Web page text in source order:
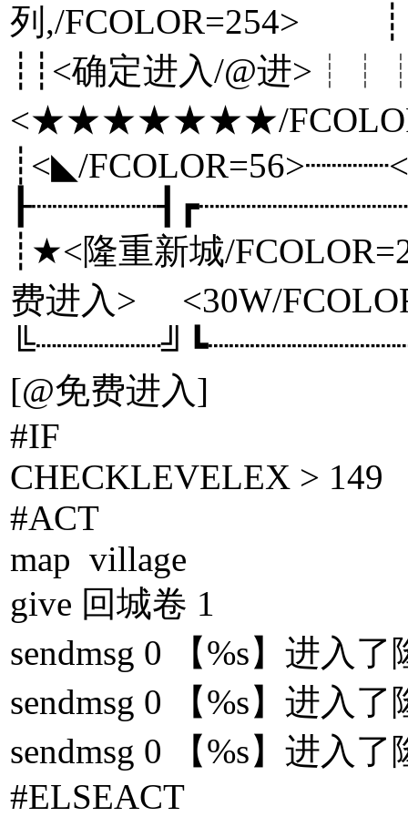
列,/FCOLOR=254> ┊
┊┊<确定进入/@进
<★★★★★★★/
┊<◣/
┊★<隆重新城/
费进入> <30W/
[@免费进入]
#IF
CHECKLEVELEX > 149
#ACT
map village
give 回城卷 1
sendmsg 0 【%s】进入
sendmsg 0 【%s】进入
sendmsg 0 【%s】进入
#ELSEACT